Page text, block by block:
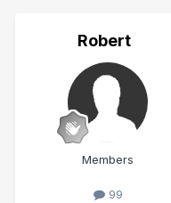
Robert
Members
99